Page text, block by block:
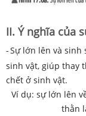
II. Ý nghĩa của
-Sự lớn lên và sinh
sinh vật, giúp thay
chết ở sinh vật.
Ví dụ: sự lớn lên
thằn